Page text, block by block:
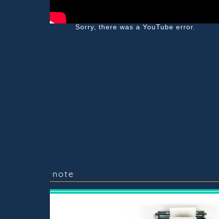
Sorry, there was a YouTube error.
note